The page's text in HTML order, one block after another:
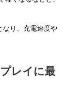
なり、充電速度や
レイに最